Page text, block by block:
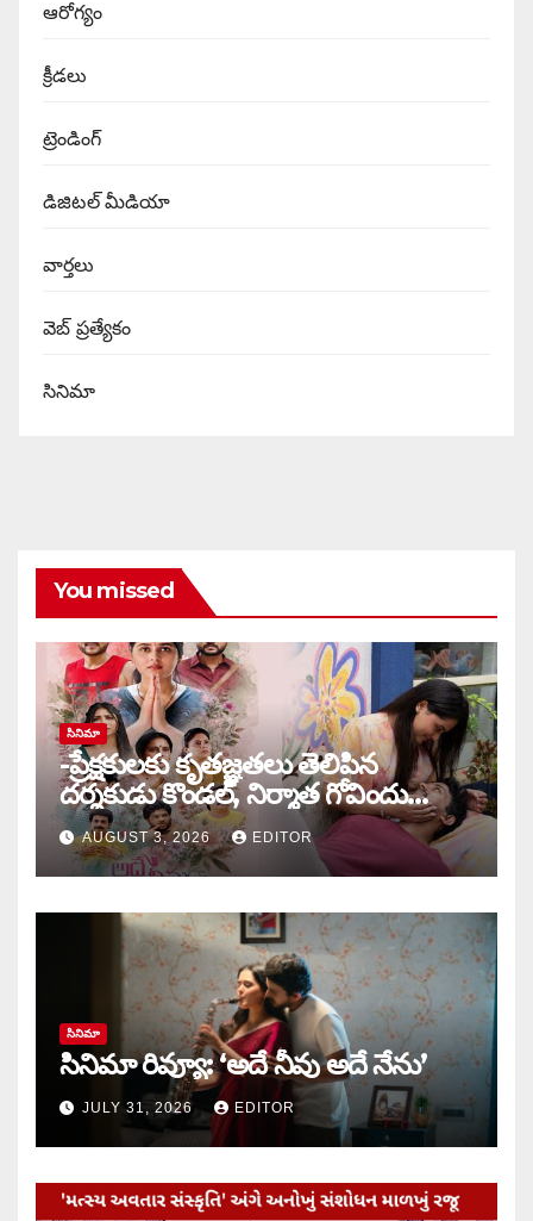
ఆరోగ్యం
క్రీడలు
ట్రెండింగ్
డిజిటల్ మీడియా
వార్త‌లు
వెబ్ ప్రత్యేకం
సినిమా
You missed
సినిమా
-ప్రేక్షకులకు కృతజ్ఞతలు తెలిపిన
దర్శకుడు కొండల్, నిర్మాత గోవిందు
కాండ్రేగుల
AUGUST 3, 2026 EDITOR
సినిమా
సినిమా రివ్యూ: ‘అదే నీవు అదే నేను’
JULY 31, 2026 EDITOR